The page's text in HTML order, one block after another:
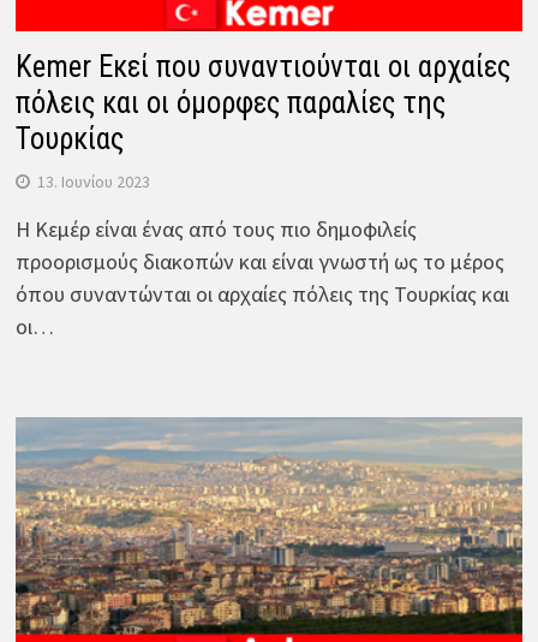
Kemer Εκεί που συναντιούνται οι αρχαίες
πόλεις και οι όμορφες παραλίες της
Τουρκίας
13. Ιουνίου 2023
Η Κεμέρ είναι ένας από τους πιο δημοφιλείς
προορισμούς διακοπών και είναι γνωστή ως το μέρος
όπου συναντώνται οι αρχαίες πόλεις της Τουρκίας και
οι…